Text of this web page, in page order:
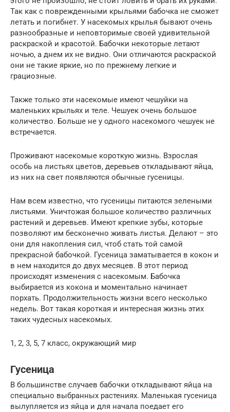
Так как с поврежденными крыльями бабочка не сможет
летать и погибнет. У насекомых крылья бывают очень
разнообразные и неповторимые своей удивительной
раскраской и красотой. Бабочки некоторые летают
ночью, а днем их не видно. Они отличаются раскраской
они не такие яркие, но по прежнему легкие и
грациозные.
Также только эти насекомые имеют чешуйки на
маленьких крыльях и теле. Чешуек очень большое
количество. Больше не у одного насекомого чешуек не
встречается.
Проживают насекомые короткую жизнь. Взрослая
особь на листьях цветов, деревьев откладывают яйца,
из них на свет появляются обычные гусеницы.
Нам всем известно, что гусеницы питаются зелеными
листьями. Уничтожая большое количество различных
растений и деревьев. Имеют крепкие зубы, которые
позволяют им бесконечно живать листья. Делают – это
они для накопления сил, чтоб стать той самой
прекрасной бабочкой. Гусеница заматывается в кокон и
в нем находится до двух месяцев. В этот период
происходят изменения с насекомым. Бабочка
выбирается из кокона и моментально начинает
порхать. Продолжительность жизни всего несколько
недель. Вот такая короткая и интересная жизнь этих
таких чудесных насекомых.
1, 2, 3, 5, 7 класс, окружающий мир
Гусеница
В большинстве случаев бабочки откладывают яйца на
специально выбранных растениях. Маленькая гусеница
вылупляется из яйца и для начала поедает его